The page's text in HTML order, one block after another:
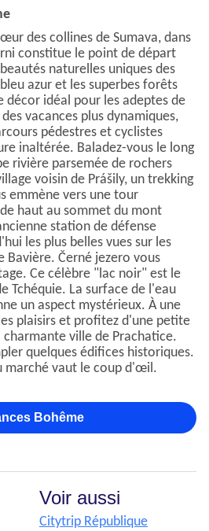
des collines de Sumava, dans
constitue le point de départ
naturelles uniques des
azur et les superbes forêts
idéal pour les adeptes de
vacances plus dynamiques,
pédestres et cyclistes
inaltérée. Baladez-vous le long
rivière parsemée de rochers
voisin de Prášily, un trekking
emmène vers une tour
haut au sommet du mont
station de défense
les plus belles vues sur les
Bavière. Černé jezero vous
Ce célèbre "lac noir" est le
Tchéquie. La surface de l'eau
un aspect mystérieux. À une
plaisirs et profitez d'une petite
ville de Prachatice.
quelques édifices historiques.
marché vaut le coup d'œil.
Bohême
Voir aussi
Citytrip République